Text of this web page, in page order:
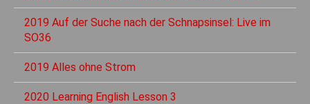
2019 Auf der Suche nach der Schnapsinsel: Live im
SO36
2019 Alles ohne Strom
2020 Learning English Lesson 3